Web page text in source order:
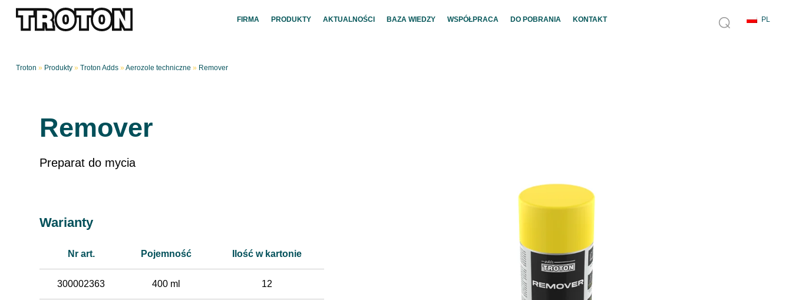
FIRMA PRODUKTY AKTUALNOŚCI BAZA WIEDZY WSPÓŁPRACA DO POBRANIA KONTAKT
Troton » Produkty» Troton Adds» Aerozole techniczne » Remover
Remover
Preparat do mycia
Warianty
Nr art. Pojemność Ilość w kartonie
300002363 400 ml 12